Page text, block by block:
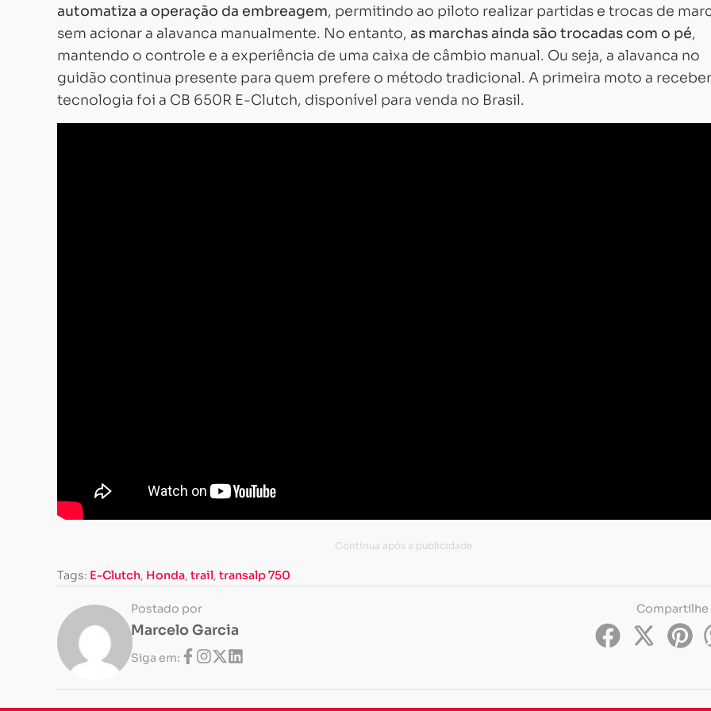
automatiza a operação da embreagem, permitindo ao piloto realizar partidas e trocas de
sem acionar a alavanca manualmente. No entanto, as marchas ainda são trocadas com o pé,
mantendo o controle e a experiência de uma caixa de câmbio manual. Ou seja, a alavanca no
guidão continua presente para quem prefere o método tradicional. A primeira moto a
tecnologia foi a CB 650R E-Clutch, disponível para venda no Brasil.
Tags: E-Clutch, Honda, trail, transalp 750
Postado por
Marcelo Garcia
Siga em:
Compartilhe